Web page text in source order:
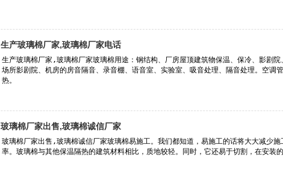
生产玻璃棉厂家,玻璃棉厂家电话
玻璃棉厂家出售,玻璃棉诚信厂家